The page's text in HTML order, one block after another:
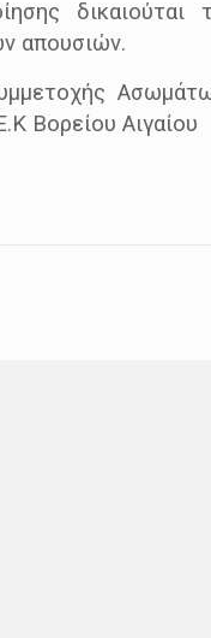
απουσιών.
Βορείου Αιγαίου